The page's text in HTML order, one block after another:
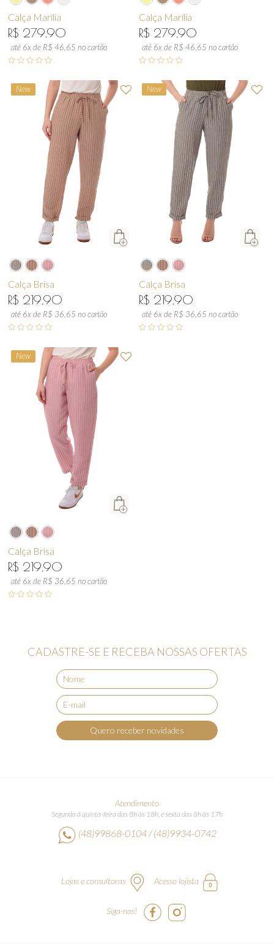
Calça Marília
R$ 279,90
até 6x de R$ 46,65 no cartão
Calça Marília
R$ 279,90
até 6x de R$ 46,65 no cartão
New
Calça Brisa
R$ 219,90
até 6x de R$ 36,65 no cartão
New
Calça Brisa
R$ 219,90
até 6x de R$ 36,65 no cartão
New
Calça Brisa
R$ 219,90
até 6x de R$ 36,65 no cartão
CADASTRE-SE E RECEBA NOSSAS OFERTAS
Quero receber novidades
Atendimento
Segunda à quinta-feira das 8h às 18h, e sexta das 8h às 17h
(48)99868-0104 / (48)9934-0742
Lojas e consultoras Acesso lojista
Siga-nos!